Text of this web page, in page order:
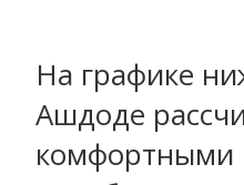
На графике
Ашдоде
комфортными